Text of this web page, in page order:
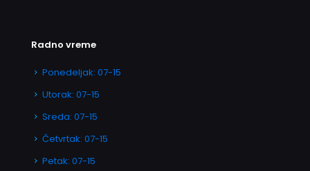
Radno vreme
Ponedeljak: 07-15
Utorak: 07-15
Sreda: 07-15
Četvrtak: 07-15
Petak: 07-15